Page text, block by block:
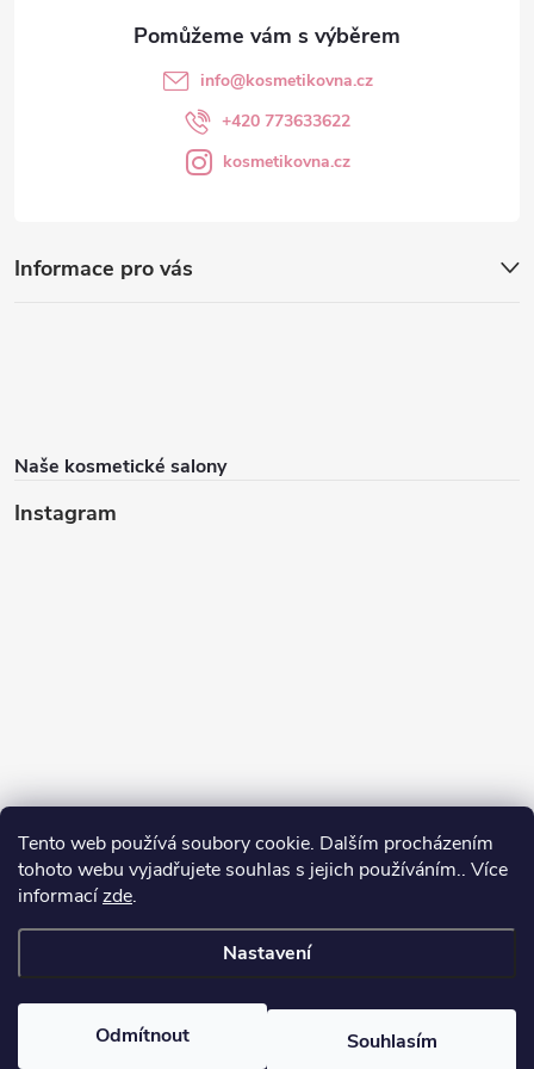
Tento web používá soubory cookie. Dalším procházením
tohoto webu vyjadřujete souhlas s jejich používáním.. Více
informacízde.
Nastavení
Odmítnout Souhlasím
Informace pro vás
Naše kosmetické salony
Instagram
info@kosmetikovna.cz
+420 773633622
kosmetikovna.cz
Vytvořil Shoptet
Kosmetikovna